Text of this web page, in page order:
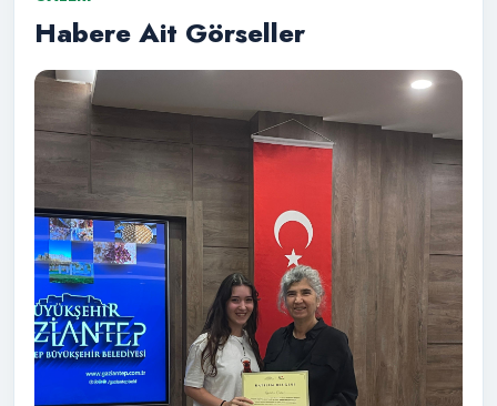
Habere Ait Görseller